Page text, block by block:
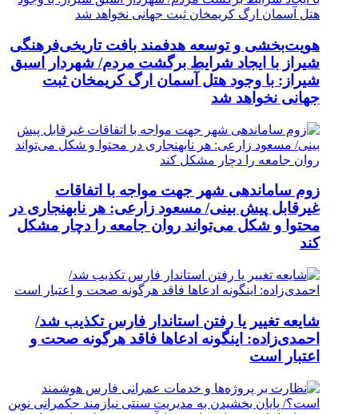
هویت‌بخشی و توسعه هدفمند بافت تاریخی‌فرهنگی
شیراز با ایجاد شرایط برگشت مردم/ شهردار اسبق
شیراز: با وجود هتل آسمان ارگ کریمخان ثبت
جهانی نخواهد شد
زوم ساماندهی شهر جهت مواجه با اتفاقات
غیرقابل پیش بینی/ مسعود زارعی: هر نابهنجاری در
محتوا و شکل می‌تواند روان جامعه را دچار مشکل
کند
شایعه تغییر یا رفتن استاندار فارس تکذیب شد/
احمدی‌زاده: اینگونه ادعاها فاقد هرگونه صحت و
اعتبار است